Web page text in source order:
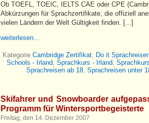
Ob TOEFL, TOEIC, IELTS CAE oder CPE
Abkürzungen für Sprachzertifikate, die offiziell
vielen Ländern der Welt Gültigkeit finden. [...]
weiterlesen...
Kategorie Cambridge Zertifikat, Do it
Schools - Irland, Sprachkurs - Irland,
Sprachreisen ab 18, Sprachreisen unter
Skifahrer und Snowboarder
Programm für Wintersportbegeisterte
Freitag, den 14. Dezember 2007